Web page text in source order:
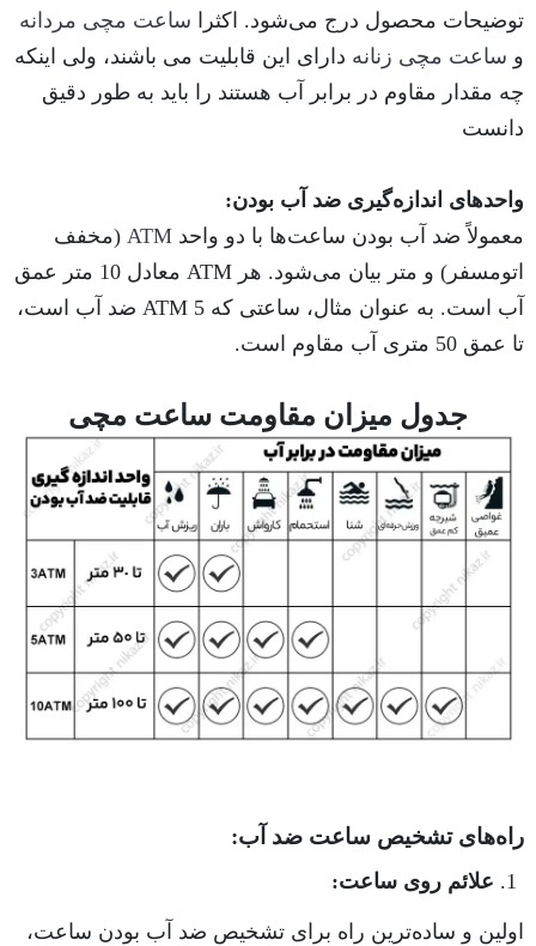
توضیحات محصول درج می‌شود. اکثرا ساعت مچی مردانه
و ساعت مچی زنانه دارای این قابلیت می باشند، ولی اینکه
چه مقدار مقاوم در برابر آب هستند را باید به طور دقیق
دانست
واحدهای اندازه‌گیری ضد آب بودن:
معمولاً ضد آب بودن ساعت‌ها با دو واحد ATM (مخفف
اتومسفر) و متر بیان می‌شود. هر ATM معادل 10 متر عمق
آب است. به عنوان مثال، ساعتی که 5 ATM ضد آب است،
تا عمق 50 متری آب مقاوم است.
جدول میزان مقاومت ساعت مچی
راه‌های تشخیص ساعت ضد آب:
علائم روی ساعت:
اولین و ساده‌ترین راه برای تشخیص ضد آب بودن ساعت،